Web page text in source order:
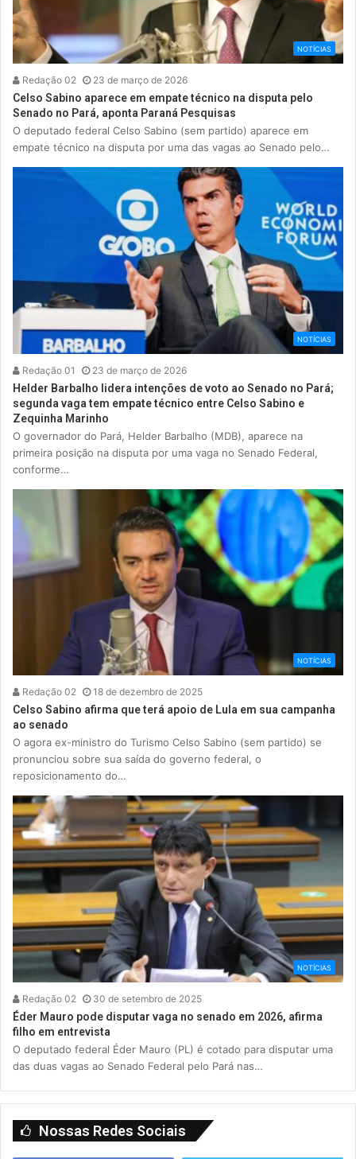
NOTÍCIAS
Redação 02 23 de março de 2026
Celso Sabino aparece em empate técnico na disputa pelo
Senado no Pará, aponta Paraná Pesquisas
O deputado federal Celso Sabino (sem partido) aparece em
empate técnico na disputa por uma das vagas ao Senado pelo…
NOTÍCIAS
Redação 01 23 de março de 2026
Helder Barbalho lidera intenções de voto ao Senado no Pará;
segunda vaga tem empate técnico entre Celso Sabino e
Zequinha Marinho
O governador do Pará, Helder Barbalho (MDB), aparece na
primeira posição na disputa por uma vaga no Senado Federal,
conforme…
NOTÍCIAS
Redação 02 18 de dezembro de 2025
Celso Sabino afirma que terá apoio de Lula em sua campanha
ao senado
O agora ex-ministro do Turismo Celso Sabino (sem partido) se
pronunciou sobre sua saída do governo federal, o
reposicionamento do…
NOTÍCIAS
Redação 02 30 de setembro de 2025
Éder Mauro pode disputar vaga no senado em 2026, afirma
filho em entrevista
O deputado federal Éder Mauro (PL) é cotado para disputar uma
das duas vagas ao Senado Federal pelo Pará nas…
Nossas Redes Sociais